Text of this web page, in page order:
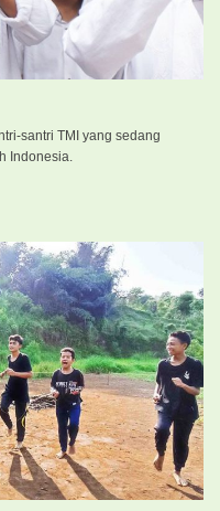
santri TMI yang sedang
Indonesia.